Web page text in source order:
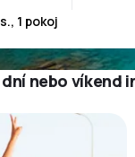
nebo víkend